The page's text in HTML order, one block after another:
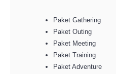
Paket Gathering
Paket Outing
Paket Meeting
Paket Training
Paket Adventure